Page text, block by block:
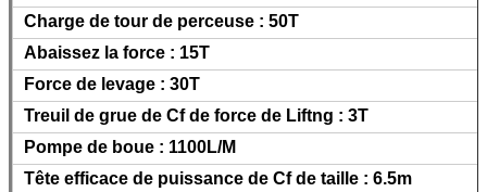
Charge de tour de perceuse : 50T
Abaissez la force : 15T
Force de levage : 30T
Treuil de grue de Cf de force de Liftng : 3T
Pompe de boue : 1100L/M
Tête efficace de puissance de Cf de taille : 6.5m